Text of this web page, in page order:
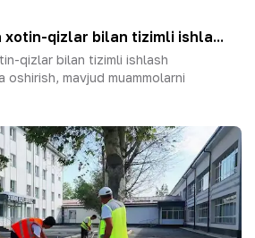
xotin-qizlar bilan tizimli ishla...
qizlar bilan tizimli ishlash
oshirish, mavjud muammolarni